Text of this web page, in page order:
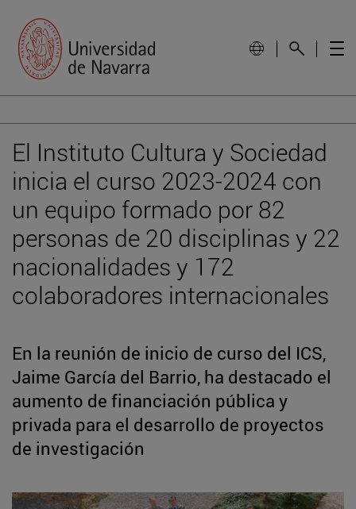
El Instituto Cultura y Sociedad
inicia el curso 2023-2024 con
un equipo formado por 82
personas de 20 disciplinas y 22
nacionalidades y 172
colaboradores internacionales
En la reunión de inicio de curso del ICS,
Jaime García del Barrio, ha destacado el
aumento de financiación pública y
privada para el desarrollo de proyectos
de investigación